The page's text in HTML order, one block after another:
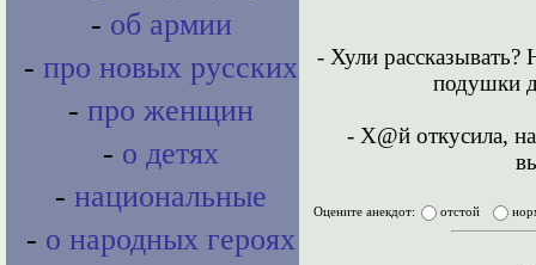
- об армии
- про новых русских
- про женщин
- о детях
- национальные
- о народных героях
- Хули рассказывать?
подушки
- Х@й откусила,
Оцените анекдот: отстой